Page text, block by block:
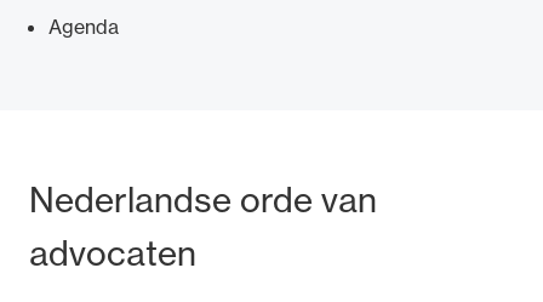
Agenda
Bezoek- en postadres
Nederlandse orde van
advocaten
beroepsuitoefening: van de advocatenpas tot